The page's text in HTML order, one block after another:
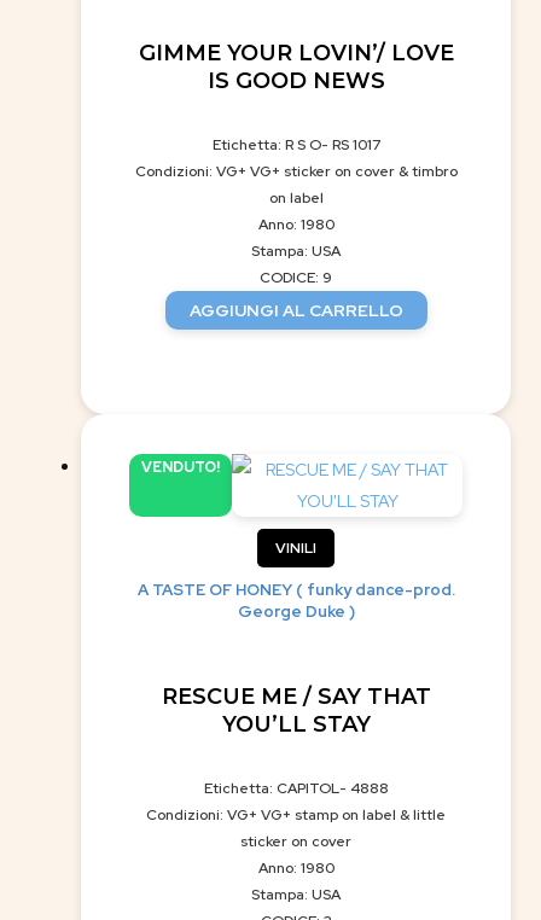
GIMME YOUR LOVIN’/ LOVE
IS GOOD NEWS
Etichetta: R S O- RS 1017
Condizioni: VG+ VG+ sticker on cover & timbro
on label
Anno: 1980
Stampa: USA
CODICE: 9
AGGIUNGI AL CARRELLO
VENDUTO!
VINILI
A TASTE OF HONEY ( funky dance-prod.
George Duke )
RESCUE ME / SAY THAT
YOU’LL STAY
Etichetta: CAPITOL- 4888
Condizioni: VG+ VG+ stamp on label & little
sticker on cover
Anno: 1980
Stampa: USA